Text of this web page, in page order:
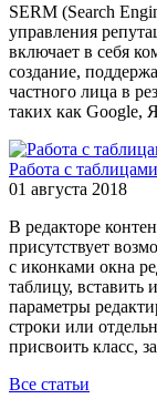
SERM (Search
управления
включает в себя
создание,
частного лица в
таких как Google,
Работа с
01 августа 2018
В редакторе
присутствует
с иконками окна
таблицу, вставить
параметры
строки или
присвоить класс,
Все статьи